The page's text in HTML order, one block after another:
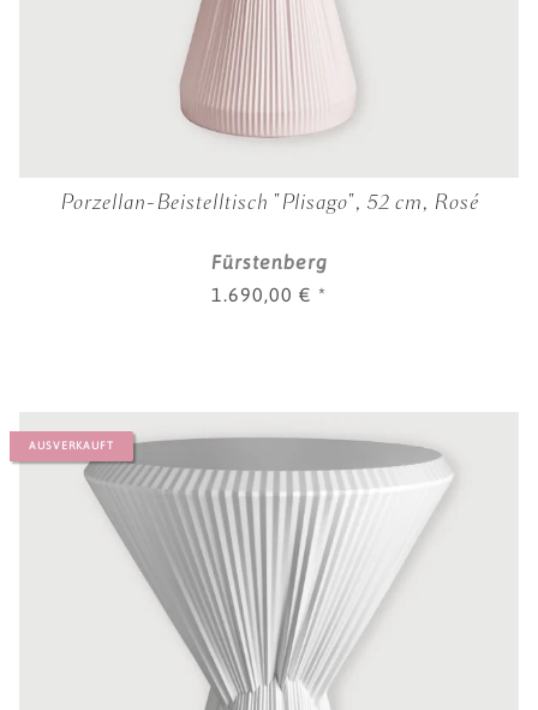
Porzellan-Beistelltisch "Plisago", 52 cm, Rosé
Fürstenberg
1.690,00 € *
AUSVERKAUFT